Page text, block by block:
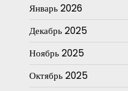
Январь 2026
Декабрь 2025
Ноябрь 2025
Октябрь 2025